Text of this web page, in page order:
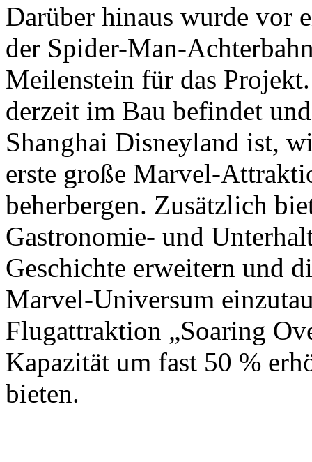
Darüber hinaus wurde vor
der Spider-Man-
Meilenstein für das
derzeit im Bau befindet
Shanghai Disneyland ist,
erste große Marvel-
beherbergen. Zusätzlich
Gastronomie- und
Geschichte erweitern und
Marvel-Universum
Flugattraktion „Soaring
Kapazität um fast 50 %
bieten.